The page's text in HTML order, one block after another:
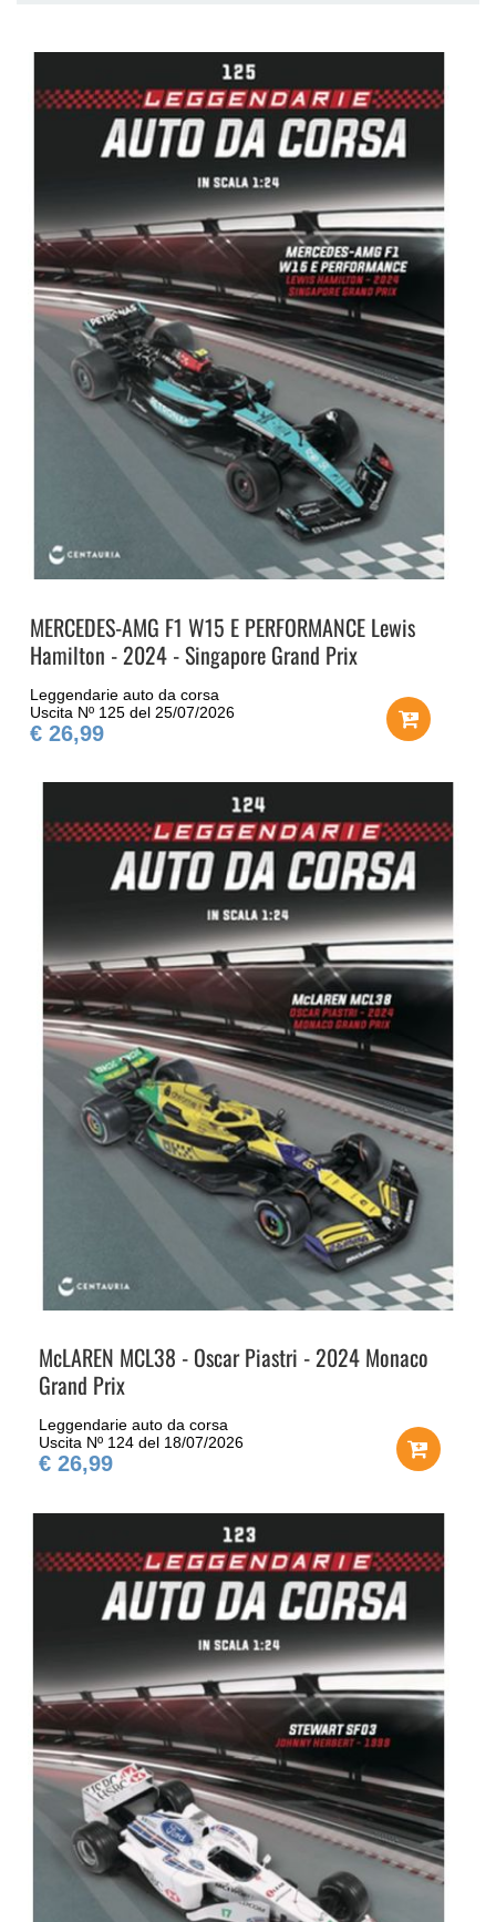
MERCEDES-AMG F1 W15 E PERFORMANCE Lewis
Hamilton - 2024 - Singapore Grand Prix
Leggendarie auto da corsa
Uscita Nº 125 del 25/07/2026
€ 26,99
McLAREN MCL38 - Oscar Piastri - 2024 Monaco
Grand Prix
Leggendarie auto da corsa
Uscita Nº 124 del 18/07/2026
€ 26,99